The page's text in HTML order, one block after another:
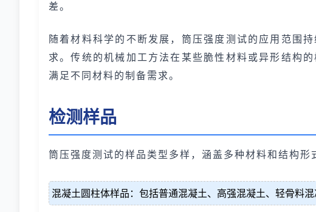
差。
随着材料科学的不断发展，筒压强度测试的应用范围
求。传统的机械加工方法在某些脆性材料或异形结构
满足不同材料的制备需求。
检测样品
筒压强度测试的样品类型多样，涵盖多种材料和结构
混凝土圆柱体样品：包括普通混凝土、高强混凝土、轻骨料